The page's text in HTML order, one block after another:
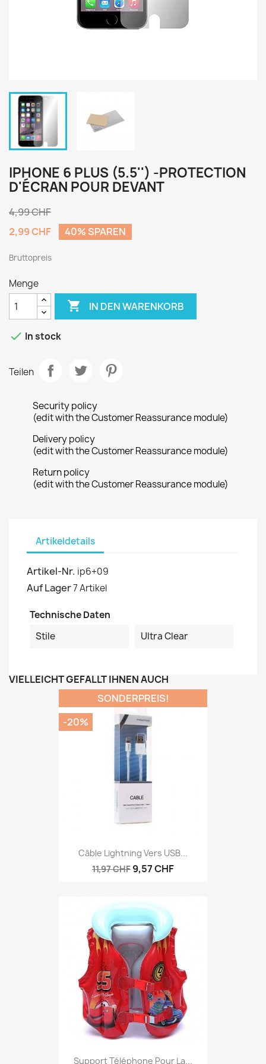
IPHONE 6 PLUS (5.5'') -PROTECTION
D'ÉCRAN POUR DEVANT
4,99 CHF
2,99 CHF
40% SPAREN
Bruttopreis
Menge
 IN DEN WARENKORB
 In stock
Teilen
Security policy
(edit with the Customer Reassurance module)
Delivery policy
(edit with the Customer Reassurance module)
Return policy
(edit with the Customer Reassurance module)
Artikeldetails
Artikel-Nr. ip6+09
Auf Lager7 Artikel
Technische Daten
Stile
Ultra Clear
VIELLEICHT GEFÄLLT IHNEN AUCH
Câble Lightning Vers USB...
11,97 CHF 9,57 CHF
SONDERPREIS!
-20%
Support Téléphone Pour La...